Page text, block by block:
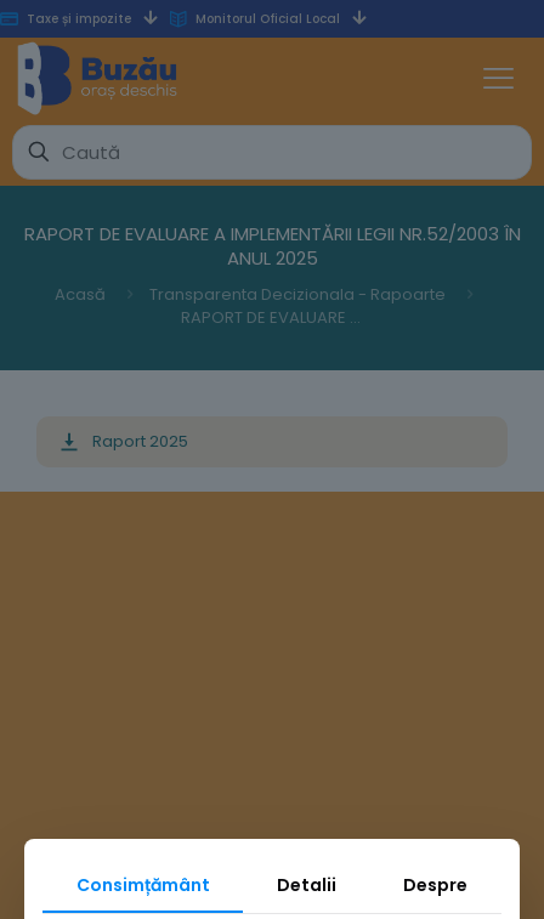
Taxe și impozite Monitorul Oficial Local
RAPORT DE EVALUARE A IMPLEMENTĂRII LEGII NR.52/2003 ÎN
ANUL 2025
Acasă
Transparenta Decizionala - Rapoarte
RAPORT DE EVALUARE A IMPLEMENTĂRII LEGII NR.52/2003 ÎN ANUL 2025
Raport 2025
Ai întrebări? Accesează
Consimțământ Detalii Despre